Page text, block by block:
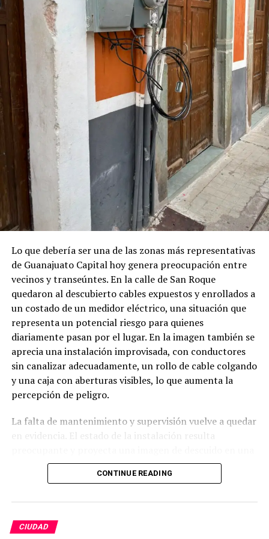
Lo que debería ser una de las zonas más representativas
de Guanajuato Capital hoy genera preocupación entre
vecinos y transeúntes. En la calle de San Roque
quedaron al descubierto cables expuestos y enrollados a
un costado de un medidor eléctrico, una situación que
representa un potencial riesgo para quienes
diariamente pasan por el lugar. En la imagen también se
aprecia una instalación improvisada, con conductores
sin canalizar adecuadamente, un rollo de cable colgando
y una caja con aberturas visibles, lo que aumenta la
percepción de peligro.
La falta de mantenimiento y supervisión vuelve a quedar
en evidencia. El estado de la instalación resulta
zona con constante tránsito peatonal. Ciudadanos
cuestionan cómo es posible que este tipo de situaciones
Habitantes hacen un llamado urgente a las autoridades
CONTINUE READING
CIUDAD